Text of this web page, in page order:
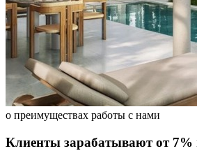
о преимуществах работы с нами
Клиенты зарабатывают от 7%